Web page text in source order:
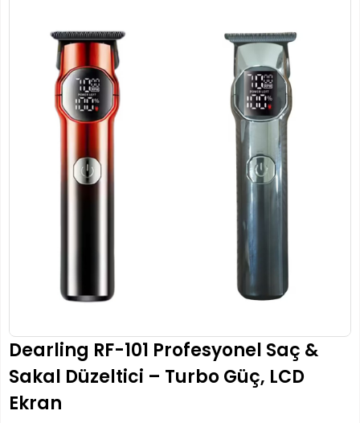
Dearling RF-101 Profesyonel Saç &
Sakal Düzeltici – Turbo Güç, LCD
Ekran